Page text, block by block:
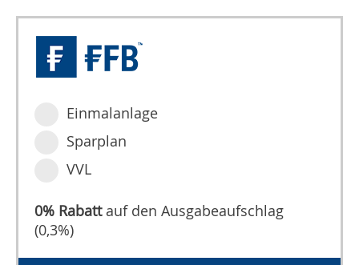
Einmalanlage
Sparplan
VVL
0% Rabattauf den Ausgabeaufschlag
(0,3%)